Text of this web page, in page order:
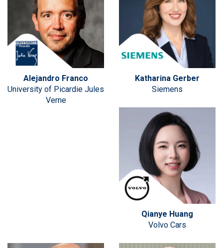
Alejandro Franco
University of Picardie Jules
Verne
Katharina Gerber
Siemens
Qianye Huang
Volvo Cars